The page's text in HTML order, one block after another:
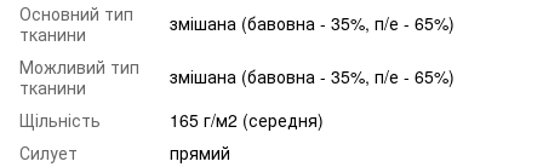
Основний тип
тканини
змішана (бавовна - 35%, п/е - 65%)
Можливий тип
тканини
змішана (бавовна - 35%, п/е - 65%)
Щільність
165 г/м2 (середня)
Силует
прямий